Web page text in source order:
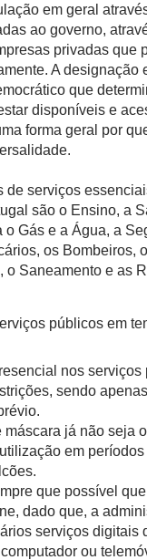
em geral
ao governo,
privadas que
A designação
que
disponíveis e
forma geral por
de serviços
são o Ensino, a
o Gás e a Água, a
os Bombeiros,
o Saneamento e as
públicos em
nos serviços
sendo
máscara já não seja
em
que possível
dado que, a
serviços digitais
ou